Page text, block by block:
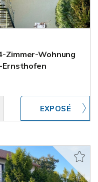
Zimmer-Wohnung